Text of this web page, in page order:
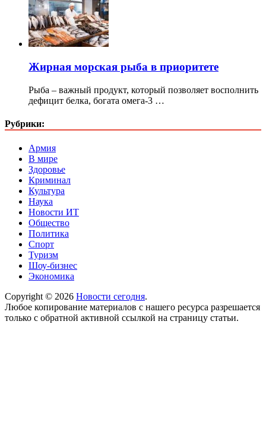
Жирная морская рыба в приоритете
Рыба – важный продукт, который позволяет восполнить
дефицит белка, богата омега-3 …
Рубрики:
Армия
В мире
Здоровье
Криминал
Культура
Наука
Новости ИТ
Общество
Политика
Спорт
Туризм
Шоу-бизнес
Экономика
Copyright © 2026 Новости сегодня.
Любое копирование материалов с нашего ресурса разрешается
только с обратной активной ссылкой на страницу статьи.